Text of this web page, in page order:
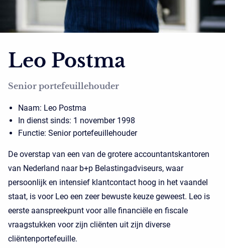
Leo Postma
Senior portefeuillehouder
Naam: Leo Postma
In dienst sinds: 1 november 1998
Functie: Senior portefeuillehouder
De overstap van een van de grotere accountantskantoren
van Nederland naar b+p Belastingadviseurs, waar
persoonlijk en intensief klantcontact hoog in het vaandel
staat, is voor Leo een zeer bewuste keuze geweest. Leo is
eerste aanspreekpunt voor alle financiële en fiscale
vraagstukken voor zijn cliënten uit zijn diverse
cliëntenportefeuille.